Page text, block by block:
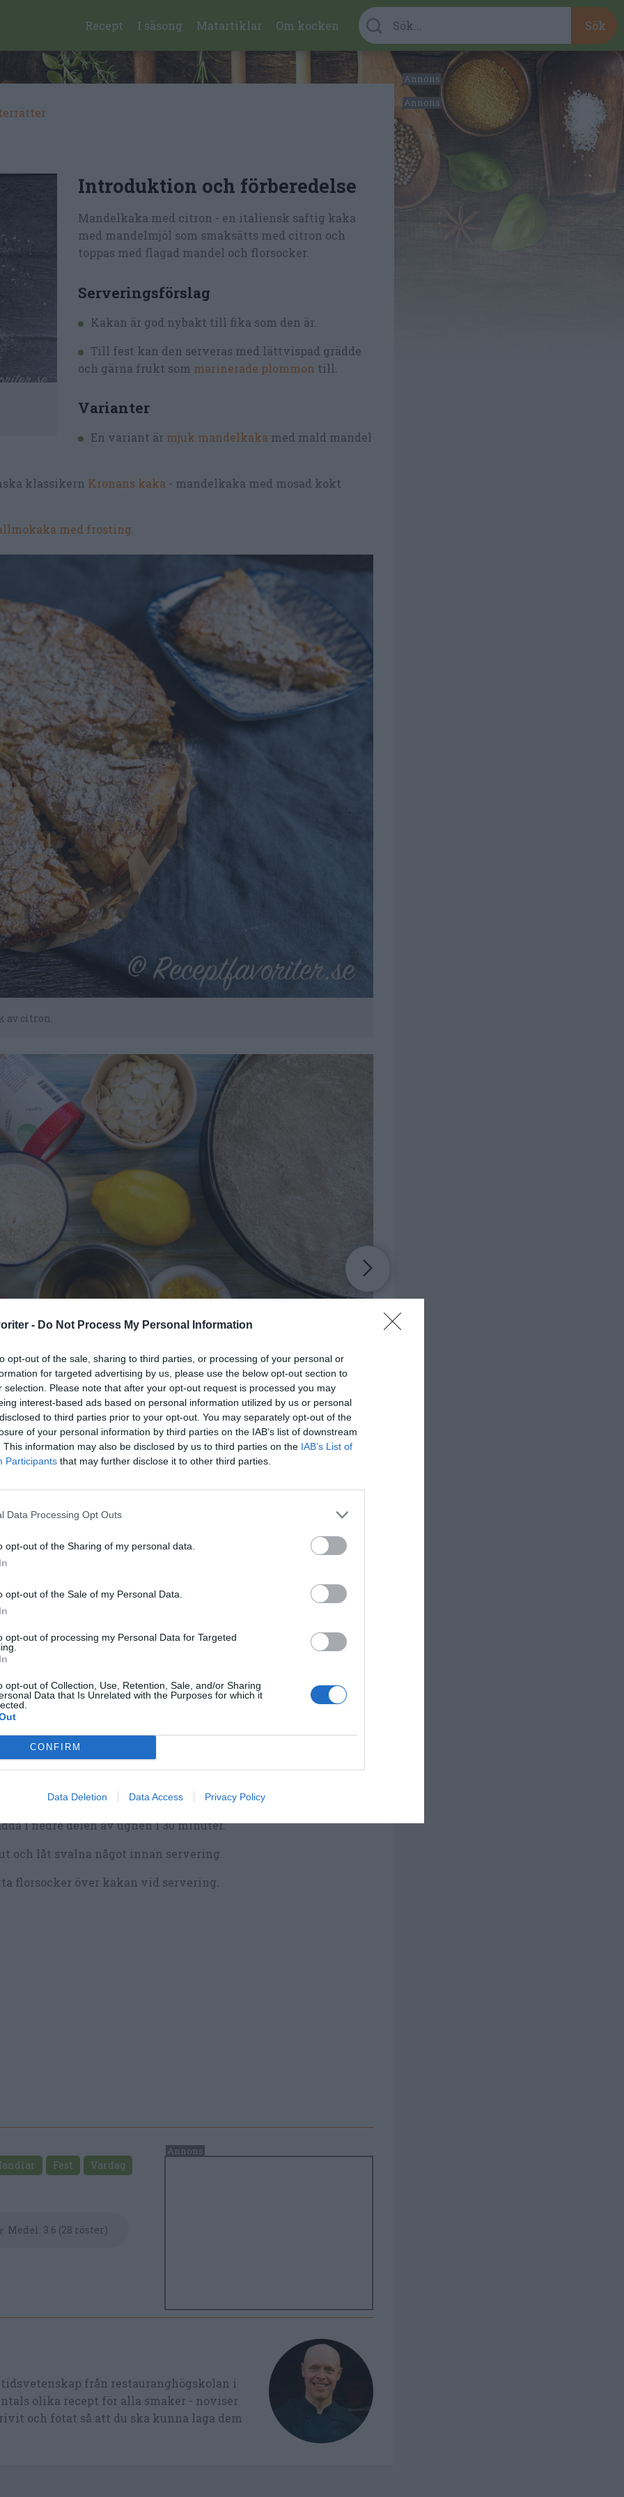
- Do Not Process My Personal Information
opt-out of the sale, sharing to third parties, or processing of your personal or
for targeted advertising by us, please use the below opt-out section to
selection. Please note that after your opt-out request is processed you may
interest-based ads based on personal information utilized by us or personal
to third parties prior to your opt-out. You may separately opt-out of the
of your personal information by third parties on the IAB’s list of downstream
This information may also be disclosed by us to third parties on the IAB’s List of
Participants that may further disclose it to other third parties.
Data Processing Opt Outs
opt-out of the Sharing of my personal data.
opt-out of the Sale of my Personal Data.
opt-out of processing my Personal Data for Targeted
opt-out of Collection, Use, Retention, Sale, and/or Sharing
Data that Is Unrelated with the Purposes for which it
CONFIRM
Data Deletion Data Access Privacy Policy
Recept I säsong Matartiklar Om kocken
Introduktion och förberedelse
Mandelkaka med citron - en italiensk saftig kaka
med mandelmjöl som smaksätts med citron och
toppas med flagad mandel och florsocker.
Serveringsförslag
Kakan är god nybakt till fika som den är.
Till fest kan den serveras med lättvispad grädde
och gärna frukt som marinerade plommon till.
Varianter
En variant är mjuk mandelkaka med mald mandel
klassikern Kronans kaka - mandelkaka med mosad kokt
med frosting
av citron.
mandelmjöl, citron, olivolja, flagad mandel samt salt.
ugnen på 180 grader vanlig ugn.
med olivolja och mandelmjöl.
mandelmjöl, bakpulver, vetemjöl, salt och vaniljsocker i en
ägg och socker fluffigt i 3 minuter.
ner olivoljan lite i taget i äggblandningen.
skal från halva citronen och pressa ur saft. Vispa i
i mjölblandningen i äggblandningen till en jämn smet.
smeten i formen och strö över flagad mandel.
i nedre delen av ugnen i 30 minuter.
och låt svalna något innan servering.
florsocker över kakan vid servering.
Fest
Vardag
Medel: 3.6 (28 röster)
från restauranghögskolan i
olika recept för alla smaker - noviser
och fotat så att du ska kunna laga dem